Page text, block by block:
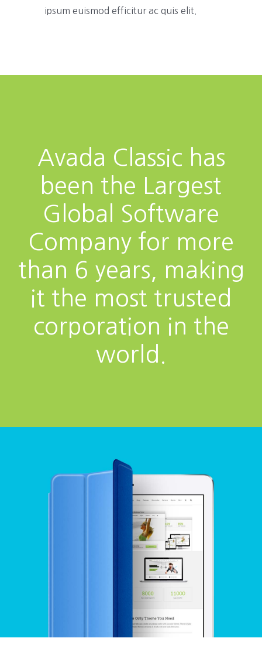
ipsum euismod efficitur ac quis elit.
Avada Classic has
been the Largest
Global Software
Company for more
than 6 years, making
it the most trusted
corporation in the
world.